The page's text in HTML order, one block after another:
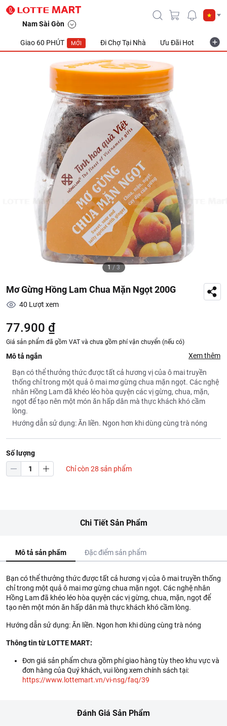
Nam Sài Gòn
Giao 60 PHÚT MỚI Đi Chợ Tại Nhà Ưu Đãi Hot
1 / 3
Mơ Gừng Hồng Lam Chua Mặn Ngọt 200G
40 Lượt xem
77.900 ₫
Giá sản phẩm đã gồm VAT và chưa gồm phí vận chuyển (nếu có)
Mô tả ngắn Xem thêm
Bạn có thể thưởng thức được tất cả hương vị của ô mai truyền
thống chỉ trong một quả ô mai mơ gừng chua mặn ngọt. Các nghệ
nhân Hồng Lam đã khéo léo hòa quyện các vị gừng, chua, mặn,
ngọt để tạo nên một món ăn hấp dân mà thực khách khó cầm
lòng.
Hướng dẫn sử dụng: Ăn liền. Ngon hơn khi dùng cùng trà nóng
Số lượng
Chỉ còn 28 sản phẩm
Chi Tiết Sản Phẩm
Mô tả sản phẩm Đặc điểm sản phẩm
Bạn có thể thưởng thức được tất cả hương vị của ô mai truyền thống
chỉ trong một quả ô mai mơ gừng chua mặn ngọt. Các nghệ nhân
Hồng Lam đã khéo léo hòa quyện các vị gừng, chua, mặn, ngọt để
tạo nên một món ăn hấp dân mà thực khách khó cầm lòng.
Hướng dẫn sử dụng: Ăn liền. Ngon hơn khi dùng cùng trà nóng
Thông tin từ LOTTE MART:
Đơn giá sản phẩm chưa gồm phí giao hàng tùy theo khu vực và
đơn hàng của Quý khách, vui lòng xem chính sách tại:
https://www.lottemart.vn/vi-nsg/faq/39
Đánh Giá Sản Phẩm